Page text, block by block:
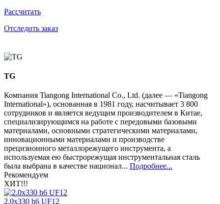
Рассчитать
Отследить заказ
TG
Компания Tiangong International Co., Ltd. (далее — «Tiangong
International»), основанная в 1981 году, насчитывает 3 800
сотрудников и является ведущим производителем в Китае,
специализирующимся на работе с передовыми базовыми
материалами, основными стратегическими материалами,
инновационными материалами и производстве
прецизионного металлорежущего инструмента, а
используемая ею быстрорежущая инструментальная сталь
была выбрана в качестве национал... Подробнее...
Рекомендуем
ХИТ!!!
2.0х330 h6 UF12